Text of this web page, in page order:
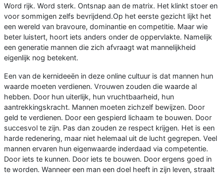
Word rijk. Word sterk. Ontsnap aan de matrix. Het klinkt stoer en
voor sommigen zelfs bevrijdend.Op het eerste gezicht lijkt het
een wereld van bravoure, dominantie en competitie. Maar wie
beter luistert, hoort iets anders onder de oppervlakte. Namelijk
een generatie mannen die zich afvraagt wat mannelijkheid
eigenlijk nog betekent.
Een van de kernideeën in deze online cultuur is dat mannen hun
waarde moeten verdienen. Vrouwen zouden die waarde al
hebben. Door hun uiterlijk, hun vruchtbaarheid, hun
aantrekkingskracht. Mannen moeten zichzelf bewijzen. Door
geld te verdienen. Door een gespierd lichaam te bouwen. Door
succesvol te zijn. Pas dan zouden ze respect krijgen. Het is een
harde redenering, maar niet helemaal uit de lucht gegrepen. Veel
mannen ervaren hun eigenwaarde inderdaad via competentie.
Door iets te kunnen. Door iets te bouwen. Door ergens goed in
te worden. Wanneer een man een doel heeft in zijn leven, straalt